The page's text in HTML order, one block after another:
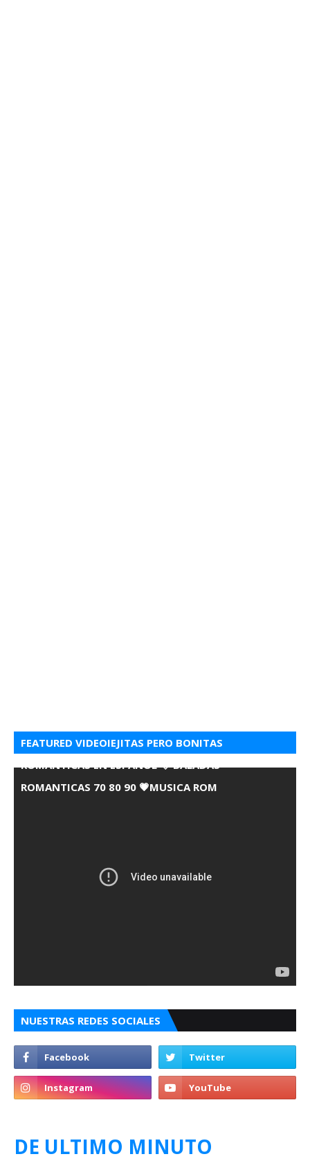
FEATURED VIDEOIEJITAS PERO BONITAS
ROMANTICAS EN ESPANOL 💘 BALADAS
ROMANTICAS 70 80 90 💗MUSICA ROM
NUESTRAS REDES SOCIALES
DE ULTIMO MINUTO